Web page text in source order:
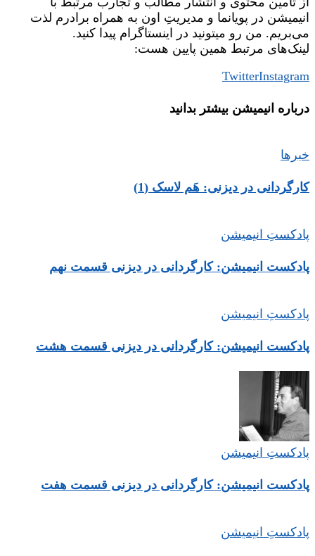
انیمیشن در پویانما و مدیریتِ اون به همراه برادرم لذت
می‌بریم. من رو میتونید در اینستاگرام پیدا کنید.
لینک‌های مرتبط همین پایین هست:
TwitterInstagram
درباره‌ انیمیشن بیشتر بدانید
خبرها
کارگردانی در دیزنی: هَم لاسک (1)
پادکستِ انیمیشن
پادکست انیمیشن: کارگردانی در دیزنی قسمت نهم
پادکستِ انیمیشن
پادکست انیمیشن: کارگردانی در دیزنی قسمت هشت
پادکستِ انیمیشن
پادکست انیمیشن: کارگردانی در دیزنی قسمت هفت
پادکستِ انیمیشن